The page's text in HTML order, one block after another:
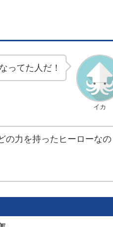
イカ
ってた人だ！
の力を持ったヒーローなの